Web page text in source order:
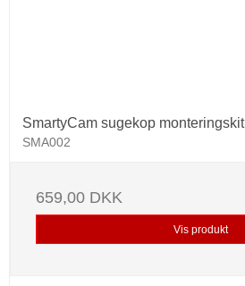
SmartyCam sugekop monteringskit
SMA002
659,00 DKK
Vis produkt